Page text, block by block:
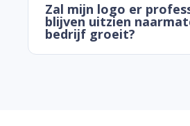
Zal mijn logo er
blijven uitzien
bedrijf groeit?